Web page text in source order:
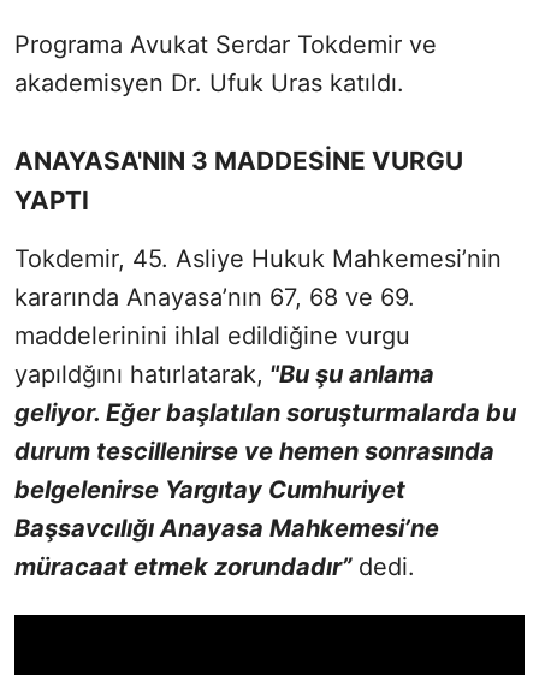
Programa Avukat Serdar Tokdemir ve
akademisyen Dr. Ufuk Uras katıldı.
ANAYASA'NIN 3 MADDESİNE VURGU
YAPTI
Tokdemir, 45. Asliye Hukuk Mahkemesi’nin
kararında Anayasa’nın 67, 68 ve 69.
maddelerinini ihlal edildiğine vurgu
yapıldğını hatırlatarak, "Bu şu anlama
geliyor. Eğer başlatılan soruşturmalarda bu
durum tescillenirse ve hemen sonrasında
belgelenirse Yargıtay Cumhuriyet
Başsavcılığı Anayasa Mahkemesi’ne
müracaat etmek zorundadır”dedi.